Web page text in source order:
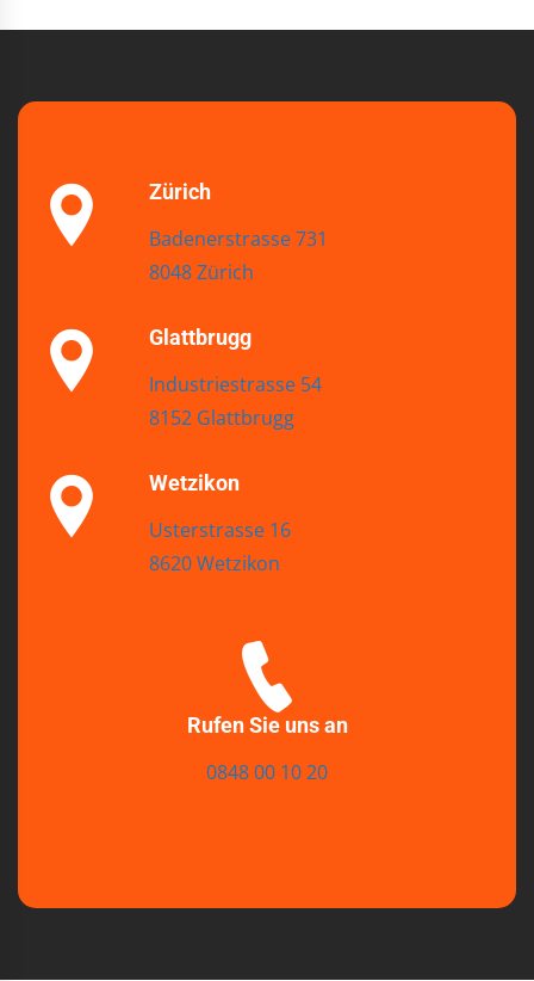
Zürich
Badenerstrasse 731
8048 Zürich
Glattbrugg
Industriestrasse 54
8152 Glattbrugg
Wetzikon
Usterstrasse 16
8620 Wetzikon
Rufen Sie uns an
0848 00 10 20